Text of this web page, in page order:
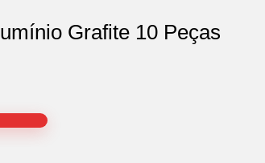
Grafite 10 Peças